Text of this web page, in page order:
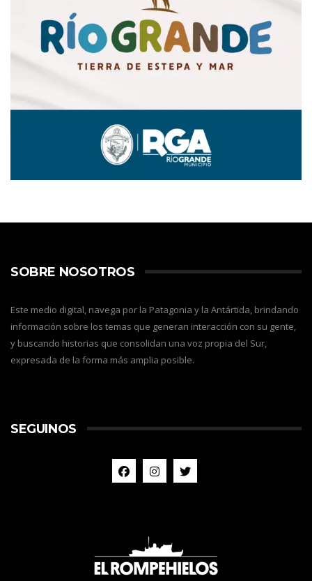
SOBRE NOSOTROS
Este medio digital, navega por la Patagonia y la Antártida, brindando
información sobre los temas que generan interacción con su gente,
y buscando historias que consolidan una voz propia del Sur,
expresada de la forma más amplia posible.
SEGUINOS